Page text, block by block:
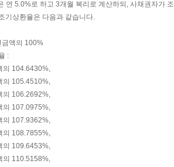
연 5.0%로 하고 3개월 복리로 계산하되, 사채권자가
기상환율은 다음과 같습니다.
금액의 100%
:
의 104.6430%,
의 105.4510%,
의 106.2692%,
의 107.0975%,
의 107.9362%,
의 108.7855%,
의 109.6453%,
의 110.5158%,